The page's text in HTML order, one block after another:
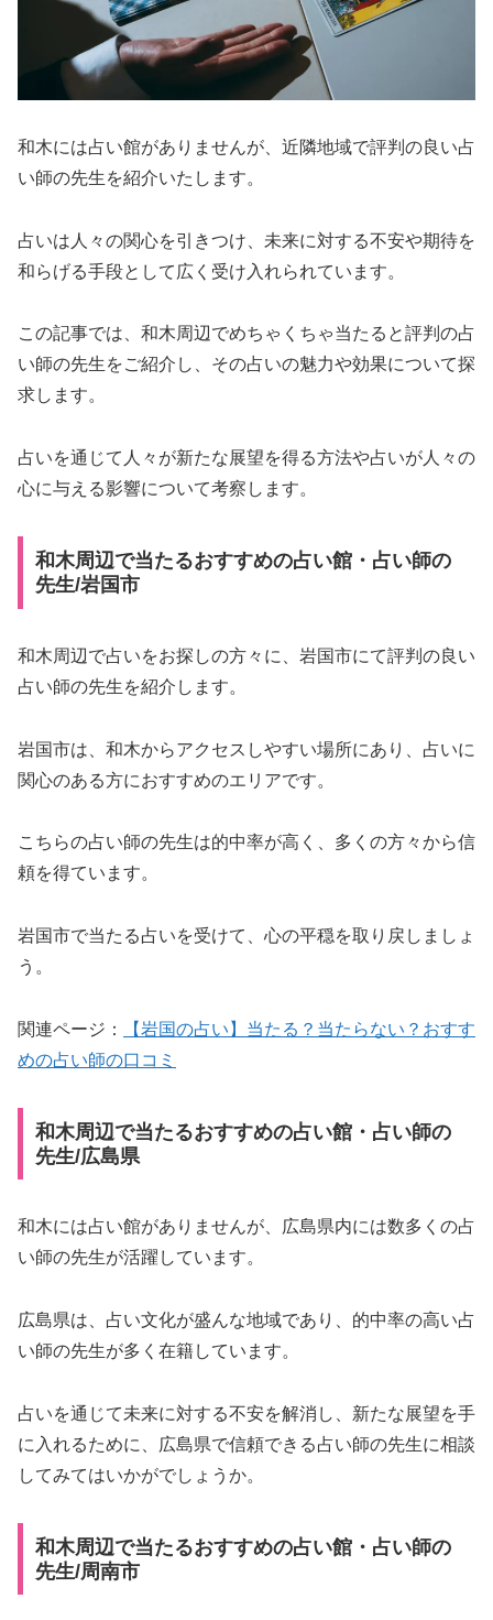
和木には占い館がありませんが、近隣地域で評判の良い占
い師の先生を紹介いたします。
占いは人々の関心を引きつけ、未来に対する不安や期待を
和らげる手段として広く受け入れられています。
この記事では、和木周辺でめちゃくちゃ当たると評判の占
い師の先生をご紹介し、その占いの魅力や効果について探
求します。
占いを通じて人々が新たな展望を得る方法や占いが人々の
心に与える影響について考察します。
和木周辺で当たるおすすめの占い館・占い師の
先生/岩国市
和木周辺で占いをお探しの方々に、岩国市にて評判の良い
占い師の先生を紹介します。
岩国市は、和木からアクセスしやすい場所にあり、占いに
関心のある方におすすめのエリアです。
こちらの占い師の先生は的中率が高く、多くの方々から信
頼を得ています。
岩国市で当たる占いを受けて、心の平穏を取り戻しましょ
う。
関連ページ：
【岩国の占い】当たる？当たらない？おすす
めの占い師の口コミ
和木周辺で当たるおすすめの占い館・占い師の
先生/広島県
和木には占い館がありませんが、広島県内には数多くの占
い師の先生が活躍しています。
広島県は、占い文化が盛んな地域であり、的中率の高い占
い師の先生が多く在籍しています。
占いを通じて未来に対する不安を解消し、新たな展望を手
に入れるために、広島県で信頼できる占い師の先生に相談
してみてはいかがでしょうか。
和木周辺で当たるおすすめの占い館・占い師の
先生/周南市